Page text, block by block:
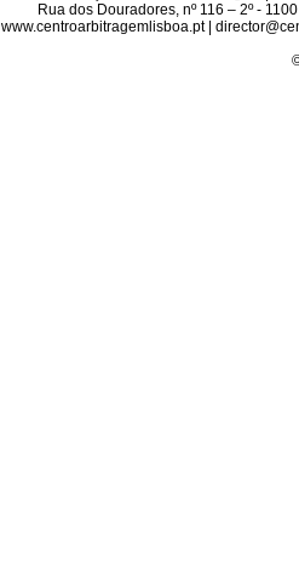
Rua dos Douradores, nº 116 – 2º -
www.centroarbitragemlisboa.pt |